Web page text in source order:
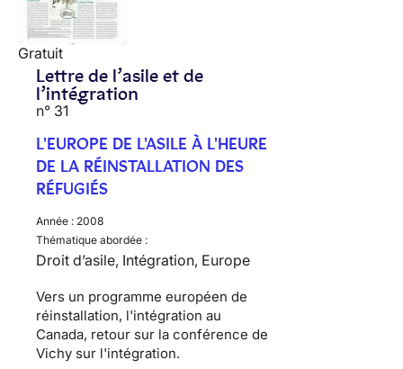
Gratuit
Lettre de l’asile et de
l’intégration
n° 31
L'EUROPE DE L'ASILE À L'HEURE
DE LA RÉINSTALLATION DES
RÉFUGIÉS
Année : 2008
Thématique abordée :
Droit d’asile, Intégration, Europe
Vers un programme européen de
réinstallation, l'intégration au
Canada, retour sur la conférence de
Vichy sur l'intégration.